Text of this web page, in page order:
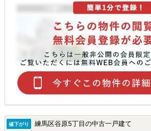
値下がり 練馬区谷原5丁目の中古一戸建て